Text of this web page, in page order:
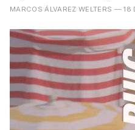
MARCOS ÁLVAREZ WELTERS — 18